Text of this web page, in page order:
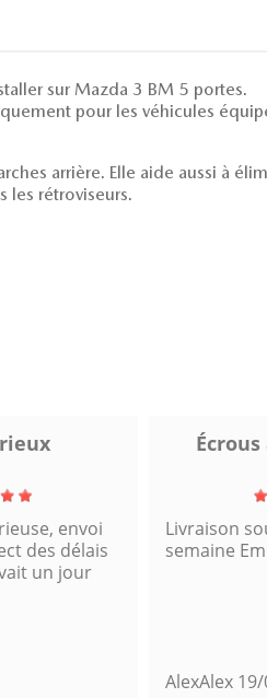
sur Mazda 3 BM 5 portes.
pour les véhicules
arrière. Elle aide aussi à
les rétroviseurs.
envoi
des délais
un jour
Livraison
semaine
AlexAlex